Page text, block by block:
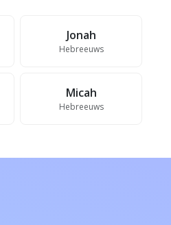
Jonah
Hebreeuws
Micah
Hebreeuws